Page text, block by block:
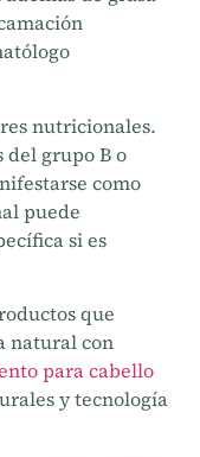
nutricionales.
del grupo B o
como
puede
si es
que
natural con
para cabello
y tecnología